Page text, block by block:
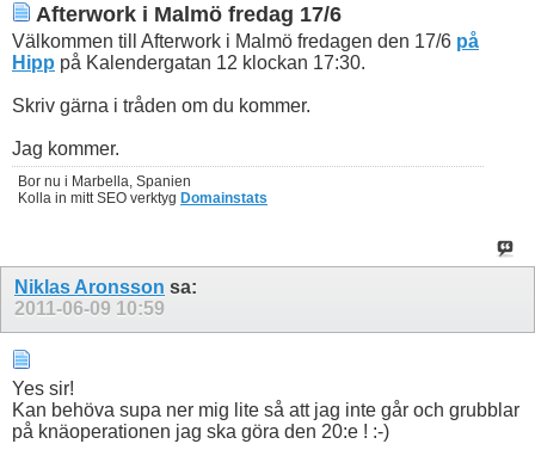
Afterwork i Malmö fredag 17/6
Välkommen till Afterwork i Malmö fredagen den 17/6 på
Hipp på Kalendergatan 12 klockan 17:30.
Skriv gärna i tråden om du kommer.
Jag kommer.
Bor nu i Marbella, Spanien
Kolla in mitt SEO verktyg Domainstats
Niklas Aronsson sa:
2011-06-09 10:59
Yes sir!
Kan behöva supa ner mig lite så att jag inte går och grubblar
på knäoperationen jag ska göra den 20:e ! :-)